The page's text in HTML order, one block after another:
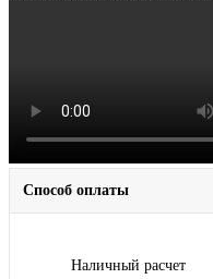
Способ оплаты
Наличный расчет